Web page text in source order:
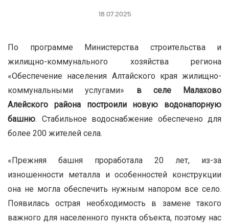
18.07.2025
По программе Министерства строительства и
жилищно-коммунального хозяйства региона
«Обеспечение населения Алтайского края жилищно-
коммунальными услугами» в селе Малахово
Алейского района построили новую водонапорную
башню. Стабильное водоснабжение обеспечено для
более 200 жителей села.
«Прежняя башня проработала 20 лет, из-за
изношенности металла и особенностей конструкции
она не могла обеспечить нужным напором все село.
Появилась острая необходимость в замене такого
важного для населенного пункта объекта, поэтому нас